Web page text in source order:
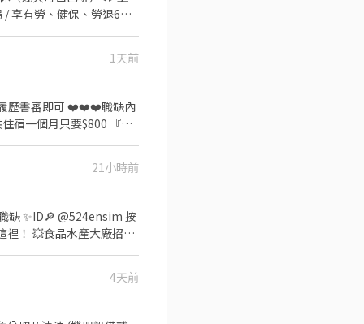
享有勞、健保、勞退6％◂
22:45★14:30-
1天前
宿一個月只要$800 『雙
⭐【時間薪資】 ▶️日班
21小時前
✨ID🔎 @524ensim 按
4天前